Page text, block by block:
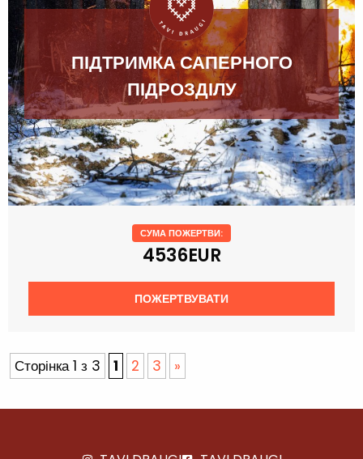
ПІДТРИМКА САПЕРНОГО
ПІДРОЗДІЛУ
СУМА ПОЖЕРТВИ:
4536EUR
ПОЖЕРТВУВАТИ
Сторінка 1 з 3 1 2 3 »